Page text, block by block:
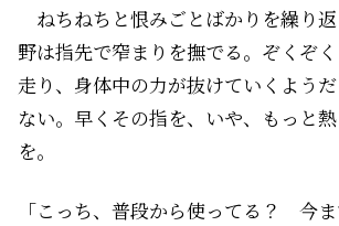
ねちねちと恨みごとばかりを繰り
野は指先で窄まりを撫でる。ぞくぞ
走り、身体中の力が抜けていくよう
ない。早くその指を、いや、もっと
を――。
「こっち、普段から使ってる？ 今